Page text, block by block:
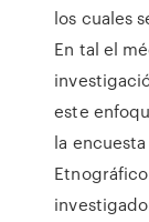
los cuales
En tal el
este
la